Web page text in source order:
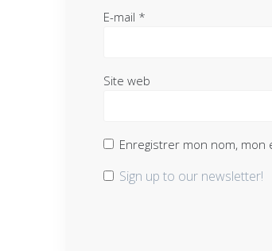
E-mail *
Site web
Enregistrer mon nom,
Sign up to our newsletter!